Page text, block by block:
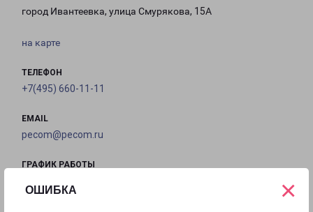
ОШИБКА ×
город Ивантеевка, улица Смурякова, 15А
на карте
ТЕЛЕФОН
+7(495) 660-11-11
EMAIL
pecom@pecom.ru
ГРАФИК РАБОТЫ